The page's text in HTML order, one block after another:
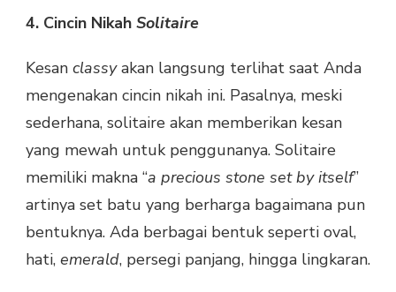
4. Cincin Nikah Solitaire
Kesan classyakan langsung terlihat saat Anda
mengenakan cincin nikah ini. Pasalnya, meski
sederhana, solitaire akan memberikan kesan
yang mewah untuk penggunanya. Solitaire
memiliki makna “a precious stone set by itself”
artinya set batu yang berharga bagaimana pun
bentuknya. Ada berbagai bentuk seperti oval,
hati, emerald, persegi panjang, hingga lingkaran.